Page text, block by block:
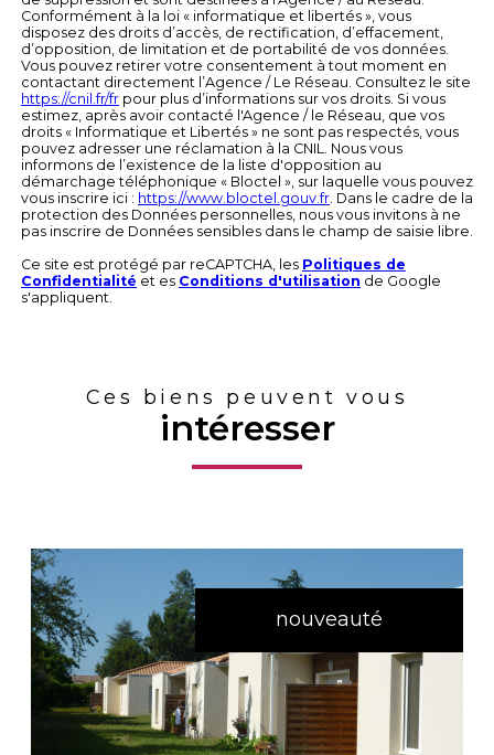
Conformément à la loi « informatique et libertés », vous
disposez des droits d’accès, de rectification, d’effacement,
d’opposition, de limitation et de portabilité de vos données.
Vous pouvez retirer votre consentement à tout moment en
contactant directement l’Agence / Le Réseau. Consultez le site
https://cnil.fr/fr pour plus d’informations sur vos droits. Si vous
estimez, après avoir contacté l'Agence / le Réseau, que vos
droits « Informatique et Libertés » ne sont pas respectés, vous
pouvez adresser une réclamation à la CNIL. Nous vous
informons de l’existence de la liste d'opposition au
démarchage téléphonique « Bloctel », sur laquelle vous pouvez
vous inscrire ici : https://www.bloctel.gouv.fr . Dans le cadre de la
protection des Données personnelles, nous vous invitons à ne
pas inscrire de Données sensibles dans le champ de saisie libre.
Ce site est protégé par reCAPTCHA, les Politiques de
Confidentialité et es Conditions d'utilisation de Google
s'appliquent.
Ces biens peuvent vous
intéresser
nouveauté
voir le bien